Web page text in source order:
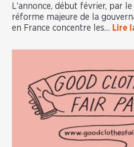
L’annonce, début février, par le
réforme majeure de la
en France concentre les… Lire